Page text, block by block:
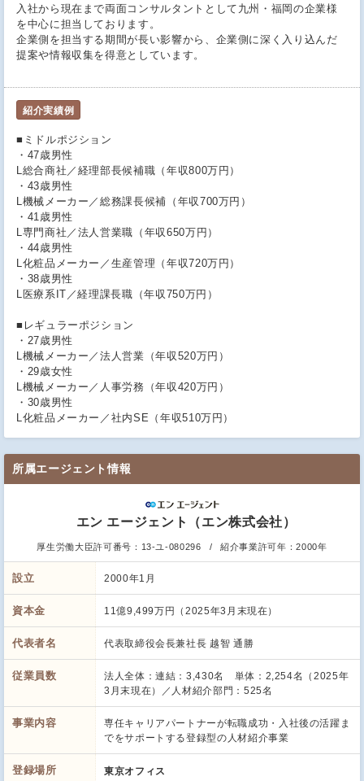
入社から現在まで両面コンサルタントとして九州・福岡の企業様
を中心に担当しております。
企業側を担当する期間が長い影響から、企業側に深く入り込んだ
提案や情報収集を得意としています。
紹介実績例
■ミドルポジション
・47歳男性
L総合商社／経理部長候補職（年収800万円）
・43歳男性
L機械メーカー／総務課長候補（年収700万円）
・41歳男性
L専門商社／法人営業職（年収650万円）
・44歳男性
L化粧品メーカー／生産管理（年収720万円）
・38歳男性
L医療系IT／経理課長職（年収750万円）
■レギュラーポジション
・27歳男性
L機械メーカー／法人営業（年収520万円）
・29歳女性
L機械メーカー／人事労務（年収420万円）
・30歳男性
L化粧品メーカー／社内SE（年収510万円）
所属エージェント情報
エン エージェント（エン株式会社）
厚生労働大臣許可番号： 13-ユ-080296 紹介事業許可年：2000年
設立 2000年1月
資本金 11億9,499万円（2025年3月末現在）
代表者名 代表取締役会長兼社長 越智 通勝
従業員数
法人全体：連結：3,430名 単体：2,254名（2025年
3月末現在）／人材紹介部門：525名
事業内容
専任キャリアパートナーが転職成功・入社後の活躍ま
でをサポートする登録型の人材紹介事業
登録場所 東京オフィス